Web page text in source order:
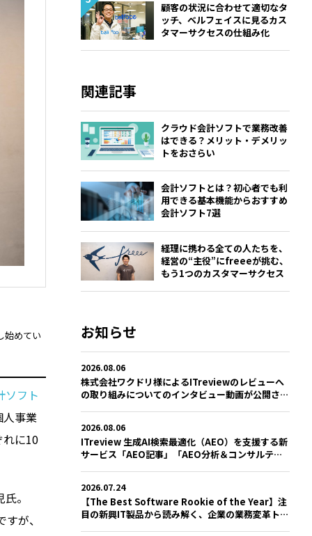
始めてい
ソフト
事業
に10
。
が、
顧客の状況に合わせて適切なタ
ッチ、ベルフェイスに見るカス
タマーサクセスの仕組み化
関連記事
クラウド会計ソフトで業務改善
はできる？メリット・デメリッ
トをおさらい
会計ソフトとは？初心者でも利
用できる基本機能からおすすめ
会計ソフト7選
経理に携わる全ての人たちを、
経営の“主役”に――freeeが挑む、
もう1つのカスタマーサクセス
お知らせ
2026.08.06
株式会社ワクドリ様によるITreviewのレビューへ
の取り組みについてのインタビュー動画が公開され
2026.08.06
ITreview 生成AI検索最適化（AEO）を支援する新
サービス「AEO記事」「AEO分析＆コンサルティ
2026.07.24
【The Best Software Rookie of the Year】注
目の新興IT製品から読み解く、企業の業務変革トレ